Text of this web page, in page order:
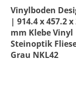
Vinylboden
| 914.4 x 457.2 x
mm Klebe Vinyl
Steinoptik
Grau NKL42